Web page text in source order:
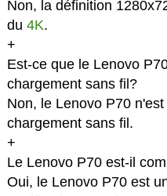
Non, la définition
du 4K.
+
Est-ce que le Lenovo
chargement sans fil?
Non, le Lenovo P70
chargement sans fil.
+
Le Lenovo P70 est-il
Oui, le Lenovo P70 est